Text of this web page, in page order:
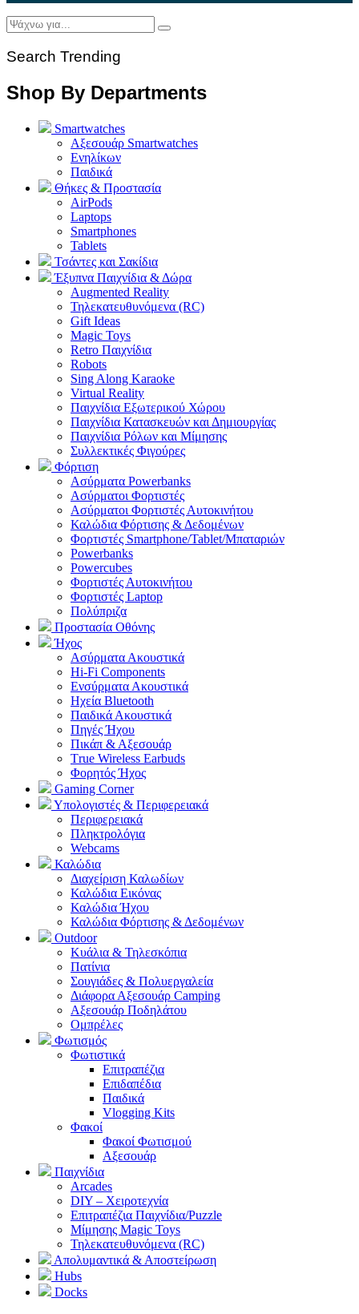
Search Trending
Shop By Departments
Smartwatches
Αξεσουάρ Smartwatches
Ενηλίκων
Παιδικά
Θήκες & Προστασία
AirPods
Laptops
Smartphones
Tablets
Τσάντες και Σακίδια
Έξυπνα Παιχνίδια & Δώρα
Augmented Reality
Τηλεκατευθυνόμενα (RC)
Gift Ideas
Magic Toys
Retro Παιχνίδια
Robots
Sing Along Karaoke
Virtual Reality
Παιχνίδια Εξωτερικού Χώρου
Παιχνίδια Κατασκευών και Δημιουργίας
Παιχνίδια Ρόλων και Μίμησης
Συλλεκτικές Φιγούρες
Φόρτιση
Ασύρματα Powerbanks
Aσύρματοι Φορτιστές
Ασύρματοι Φορτιστές Αυτοκινήτου
Καλώδια Φόρτισης & Δεδομένων
Φορτιστές Smartphone/Tablet/Μπαταριών
Powerbanks
Powercubes
Φορτιστές Αυτοκινήτου
Φορτιστές Laptop
Πολύπριζα
Προστασία Οθόνης
Ήχος
Ασύρματα Ακουστικά
Hi-Fi Components
Ενσύρματα Ακουστικά
Ηχεία Bluetooth
Παιδικά Ακουστικά
Πηγές Ήχου
Πικάπ & Αξεσουάρ
Τrue Wireless Earbuds
Φορητός Ήχος
Gaming Corner
Υπολογιστές & Περιφερειακά
Περιφερειακά
Πληκτρολόγια
Webcams
Καλώδια
Διαχείριση Καλωδίων
Καλώδια Εικόνας
Καλώδια Ήχου
Καλώδια Φόρτισης & Δεδομένων
Outdoor
Κυάλια & Τηλεσκόπια
Πατίνια
Σουγιάδες & Πολυεργαλεία
Διάφορα Αξεσουάρ Camping
Αξεσουάρ Ποδηλάτου
Ομπρέλες
Φωτισμός
Φωτιστικά
Επιτραπέζια
Επιδαπέδια
Παιδικά
Vlogging Kits
Φακοί
Φακοί Φωτισμού
Αξεσουάρ
Παιχνίδια
Arcades
DIY – Χειροτεχνία
Επιτραπέζια Παιχνίδια/Puzzle
Μίμησης Magic Toys
Τηλεκατευθυνόμενα (RC)
Απολυμαντικά & Αποστείρωση
Hubs
Docks